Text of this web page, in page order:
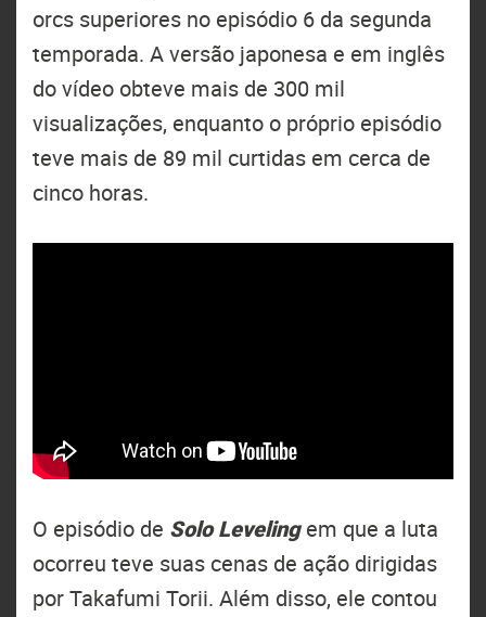
orcs superiores no episódio 6 da segunda
temporada. A versão japonesa e em inglês
do vídeo obteve mais de 300 mil
visualizações, enquanto o próprio episódio
teve mais de 89 mil curtidas em cerca de
cinco horas.
O episódio de Solo Levelingem que a luta
ocorreu teve suas cenas de ação dirigidas
por Takafumi Torii. Além disso, ele contou